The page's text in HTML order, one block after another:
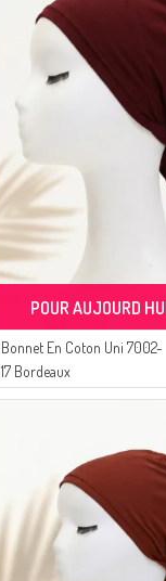
Bonnet En Coton Uni 7002-
17 Bordeaux
POUR AUJOURD